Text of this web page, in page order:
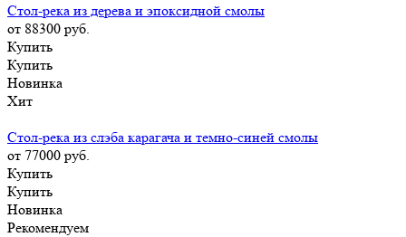
Стол-река из дерева и эпоксидной смолы
от 88300 руб.
Купить
Купить
Новинка
Хит
Стол-река из слэба карагача и темно-синей смолы
от 77000 руб.
Купить
Купить
Новинка
Рекомендуем